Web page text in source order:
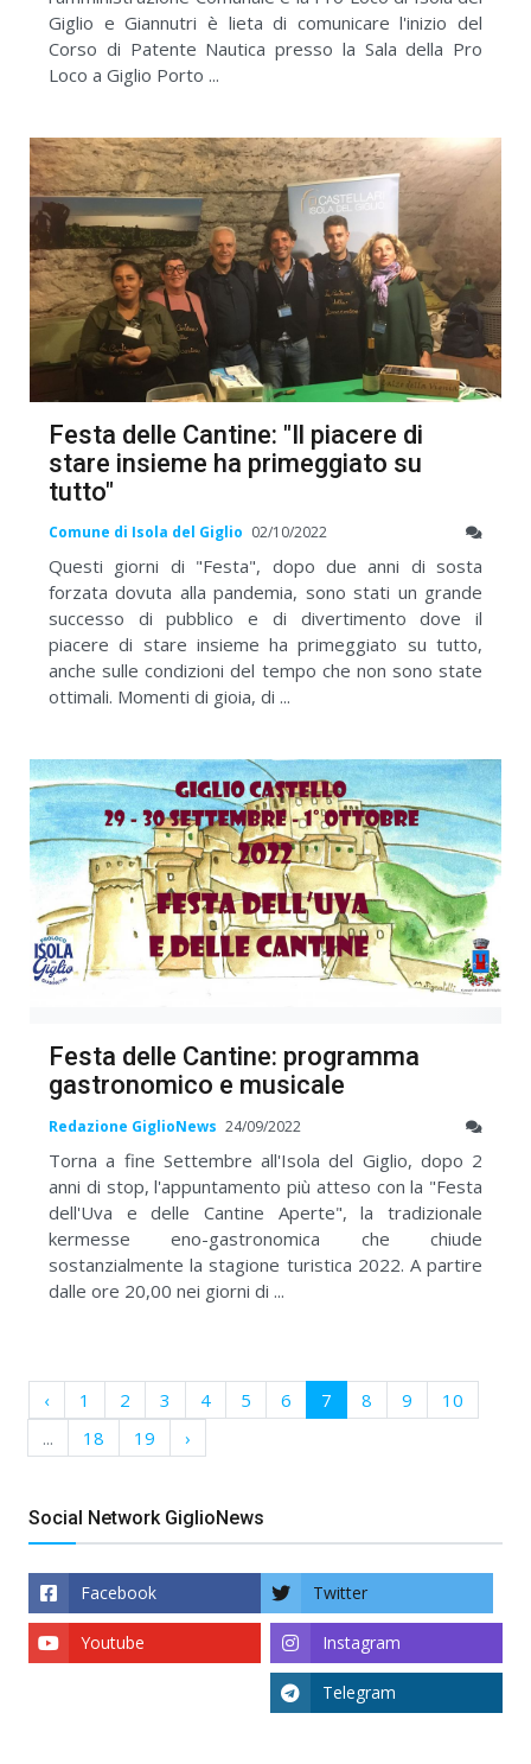
Giglio e Giannutri è lieta di comunicare l'inizio del
Corso di Patente Nautica presso la Sala della Pro
Loco a Giglio Porto ...
Festa delle Cantine: "Il piacere di
stare insieme ha primeggiato su
tutto"
Comune di Isola del Giglio 02/10/2022
Questi giorni di "Festa", dopo due anni di sosta
forzata dovuta alla pandemia, sono stati un grande
successo di pubblico e di divertimento dove il
piacere di stare insieme ha primeggiato su tutto,
anche sulle condizioni del tempo che non sono state
ottimali. Momenti di gioia, di ...
Festa delle Cantine: programma
gastronomico e musicale
Redazione GiglioNews 24/09/2022
Torna a fine Settembre all'Isola del Giglio, dopo 2
anni di stop, l'appuntamento più atteso con la "Festa
dell'Uva e delle Cantine Aperte", la tradizionale
kermesse eno-gastronomica che chiude
sostanzialmente la stagione turistica 2022. A partire
dalle ore 20,00 nei giorni di ...
‹ 1 2 3 4 5 6 7 8 9
10
...
18 19 ›
Social Network GiglioNews
Facebook Twitter
Instagram
Youtube
Telegram